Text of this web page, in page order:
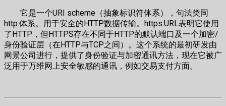
它是一个URI scheme（抽象标识符体系），句法类同
http:体系。用于安全的HTTP数据传输。https:URL表明它使用
了HTTP，但HTTPS存在不同于HTTP的默认端口及一个加密/
身份验证层（在HTTP与TCP之间）。这个系统的最初研发由
网景公司进行，提供了身份验证与加密通讯方法，现在它被广
泛用于万维网上安全敏感的通讯，例如交易支付方面。